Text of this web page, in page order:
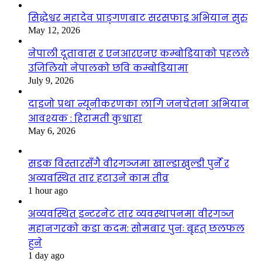
सिद्धेश्वर महादेव प्राङ्गणबाट सरसफाइ अभियान सुरु
May 12, 2026
नेपाली दूतावास र एनआरएनए कम्बोडियाको पहलले
उजिलियो नेपालको छवि कम्बोडियामा
July 9, 2026
दाइजो प्रथा न्यूनीकरणका लागि जनचेतना अभियान
आवश्यक : हिरामती कुश्वाहा
May 6, 2026
सडक विस्तारसँगै वीरगञ्जमा खाल्डाखुल्डी पुर्ने र
अव्यवस्थित तार हटाउने काम तीव्र
1 hour ago
अव्यवस्थित इन्टरनेट तार व्यवस्थापनमा वीरगञ्ज
महानगरको कडा कदम: सोमबार पुनः बृहत् छलफल
हुने
1 day ago